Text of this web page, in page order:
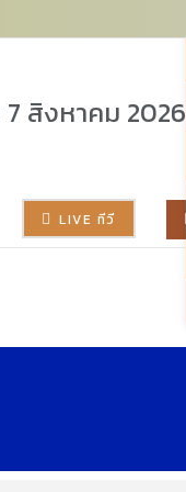
7 สิงหาคม 2026
LIVE ทีวี